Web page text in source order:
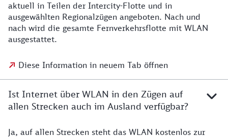
aktuell in Teilen der Intercity-Flotte und in
ausgewählten Regionalzügen angeboten. Nach und
nach wird die gesamte Fernverkehrsflotte mit WLAN
ausgestattet.
Diese Information in neuem Tab öffnen
Ist Internet über WLAN in den Zügen auf
allen Strecken auch im Ausland verfügbar?
Ja, auf allen Strecken steht das WLAN kostenlos zur